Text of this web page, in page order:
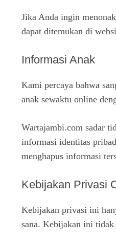
Jika Anda ingin
dapat ditemukan di
Informasi Anak
Kami percaya bahwa
anak sewaktu online
Wartajambi.com sadar
informasi identitas
menghapus informasi
Kebijakan Privasi
Kebijakan privasi ini
sana. Kebijakan ini